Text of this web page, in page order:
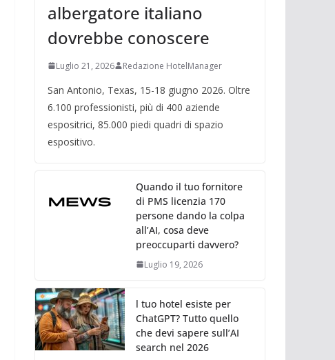
albergatore italiano
dovrebbe conoscere
Luglio 21, 2026 Redazione HotelManager
San Antonio, Texas, 15-18 giugno 2026. Oltre
6.100 professionisti, più di 400 aziende
espositrici, 85.000 piedi quadri di spazio
espositivo.
Quando il tuo fornitore
di PMS licenzia 170
persone dando la colpa
all’AI, cosa deve
preoccuparti davvero?
Luglio 19, 2026
l tuo hotel esiste per
ChatGPT? Tutto quello
che devi sapere sull’AI
search nel 2026